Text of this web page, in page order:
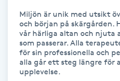
Kärlbehandling
Laserbehandling
Lashlift Keratin
Miljön är unik med utsikt
och början på skärgården.
vår härliga altan och njuta
som passerar. Alla
för sin professionella och
alla går ett steg längre för
upplevelse.